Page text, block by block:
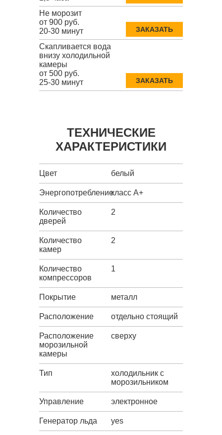
Не морозит
от 900 руб.
20-30 минут
ЗАКАЗАТЬ
Скапливается вода
внизу холодильной
камеры
от 500 руб.
25-30 минут
ЗАКАЗАТЬ
ТЕХНИЧЕСКИЕ
ХАРАКТЕРИСТИКИ
Цвет белый
Энергопотреблениекласс A+
Количество
дверей
2
Количество
камер
2
Количество
компрессоров
1
Покрытие металл
Расположение отдельно стоящий
Расположение
морозильной
камеры
сверху
Тип
холодильник с
морозильником
Управление электронное
Генератор льда yes